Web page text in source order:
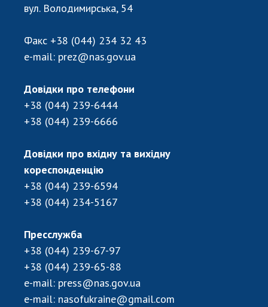
Відкрита наука в НАН України
Робота з молоддю
МІЖНАРОДНЕ СПІВРОБІТНИЦТВО
Членство в міжнародних організаціях
Міжнародні угоди
ДОКУМЕНТИ
Нормативні акти НАН України
Державний бюджет НАН України
Вибори до складу НАН України
Бланки документів
НОВИНИ
ЗАСІДАННЯ ПРЕЗИДІЇ НАН УКРАЇНИ
вул. Володимирська, 54
Факс +38 (044) 234 32 43
e-mail: prez@nas.gov.ua
Довідки про телефони
+38 (044) 239-6444
+38 (044) 239-6666
Довідки про вхідну та вихідну
кореспонденцію
+38 (044) 239-6594
+38 (044) 234-5167
Пресслужба
+38 (044) 239-67-97
+38 (044) 239-65-88
e-mail: press@nas.gov.ua
e-mail: nasofukraine@gmail.com